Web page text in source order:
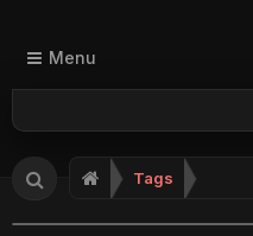
Menu
Tags